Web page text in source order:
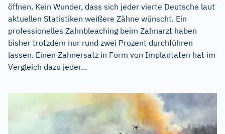
öffnen. Kein Wunder, dass sich jeder vierte Deutsche laut
aktuellen Statistiken weißere Zähne wünscht. Ein
professionelles Zahnbleaching beim Zahnarzt haben
bisher trotzdem nur rund zwei Prozent durchführen
lassen. Einen Zahnersatz in Form von Implantaten hat im
Vergleich dazu jeder...